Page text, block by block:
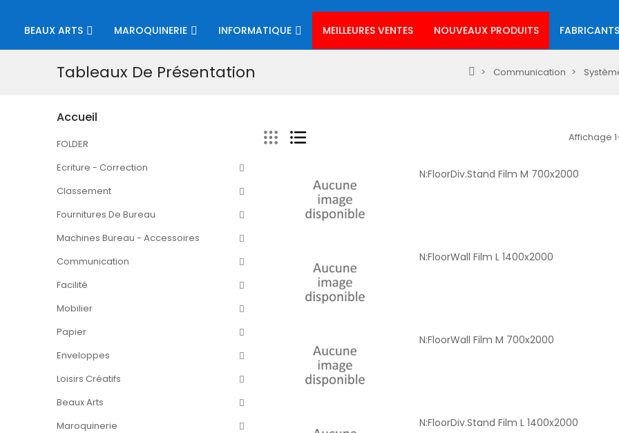
BEAUX ARTS MAROQUINERIE INFORMATIQUE MEILLEURES VENTES NOUVEAUX PRODUITS FABRICANTS
Tableaux De Présentation Communication
Accueil
FOLDER
Ecriture - Correction
Classement
Fournitures De Bureau
Machines Bureau - Accessoires
Communication
Facilité
Mobilier
Papier
Enveloppes
Loisirs Créatifs
Beaux Arts
Maroquinerie
Affichage
N:FloorDiv.Stand Film M 700x2000
N:FloorWall Film L 1400x2000
N:FloorWall Film M 700x2000
N:FloorDiv.Stand Film L 1400x2000